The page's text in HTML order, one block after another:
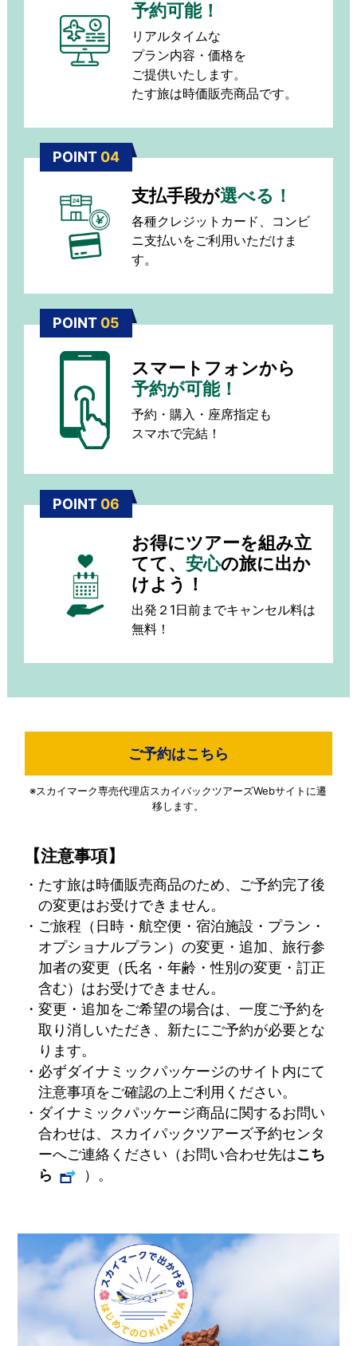
予約可能！
リアルタイムな
プラン内容・価格を
ご提供いたします。
たす旅は時価販売商品です。
POINT 04
支払手段が選べる！
各種クレジットカード、コンビ
ニ支払いをご利用いただけま
す。
POINT 05
スマートフォンから
予約が可能！
予約・購入・座席指定も
スマホで完結！
POINT 06
お得にツアーを組み立
てて、 安心の旅に出か
けよう！
出発２1日前までキャンセル料は
無料！
ご予約はこちら
※スカイマーク専売代理店スカイパックツアーズWebサイトに遷
移します。
【注意事項】
・たす旅は時価販売商品のため、ご予約完了後
の変更はお受けできません。
・ご旅程（日時・航空便・宿泊施設・プラン・
オプショナルプラン）の変更・追加、旅行参
加者の変更（氏名・年齢・性別の変更・訂正
含む）はお受けできません。
・変更・追加をご希望の場合は、一度ご予約を
取り消しいただき、新たにご予約が必要とな
ります。
・必ずダイナミックパッケージのサイト内にて
注意事項をご確認の上ご利用ください。
・ダイナミックパッケージ商品に関するお問い
合わせは、スカイパックツアーズ予約センタ
ーへご連絡ください（お問い合わせ先はこち
ら
）。